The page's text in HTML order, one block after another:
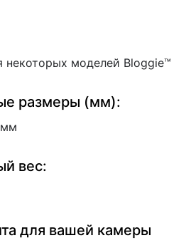
некоторых моделей Bloggie™
размеры (мм):
вес:
для вашей камеры